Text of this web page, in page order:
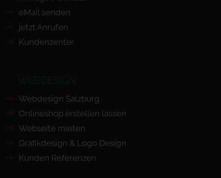
eMail senden
jetzt Anrufen
Kundenzenter
WEBDESIGN
Webdesign Salzburg
Onlineshop erstellen lassen
Webseite mieten
Grafikdesign & Logo Design
Kunden Referenzen